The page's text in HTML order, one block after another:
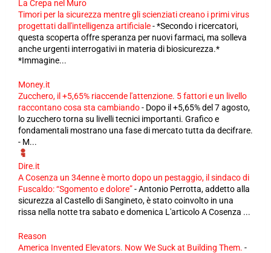
La Crepa nel Muro
Timori per la sicurezza mentre gli scienziati creano i primi virus
progettati dall'intelligenza artificiale-*Secondo i ricercatori,
questa scoperta offre speranza per nuovi farmaci, ma solleva
anche urgenti interrogativi in ​​materia di biosicurezza.*
*Immagine...
Money.it
Zucchero, il +5,65% riaccende l'attenzione. 5 fattori e un livello
raccontano cosa sta cambiando- Dopo il +5,65% del 7 agosto,
lo zucchero torna su livelli tecnici importanti. Grafico e
fondamentali mostrano una fase di mercato tutta da decifrare.
- M...
Dire.it
A Cosenza un 34enne è morto dopo un pestaggio, il sindaco di
Fuscaldo: “Sgomento e dolore”-Antonio Perrotta, addetto alla
sicurezza al Castello di Sangineto, è stato coinvolto in una
rissa nella notte tra sabato e domenica L'articolo A Cosenza ...
Reason
America Invented Elevators. Now We Suck at Building Them. -